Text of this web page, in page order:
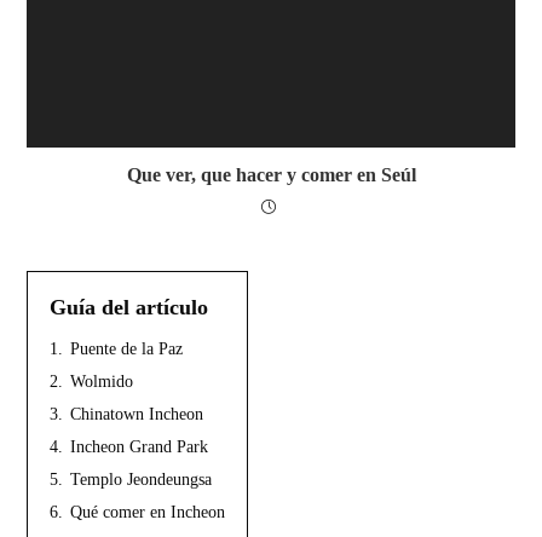
Que ver, que hacer y comer en Seúl
Guía del artículo
1.
Puente de la Paz
2.
Wolmido
3.
Chinatown Incheon
4.
Incheon Grand Park
5.
Templo Jeondeungsa
6.
Qué comer en Incheon